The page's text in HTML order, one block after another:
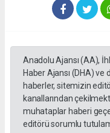
Anadolu Ajansı (AA),
Haber Ajansı (DHA)
haberler, sitemizin
kanallarından
muhataplar haberi
editörü sorumlu